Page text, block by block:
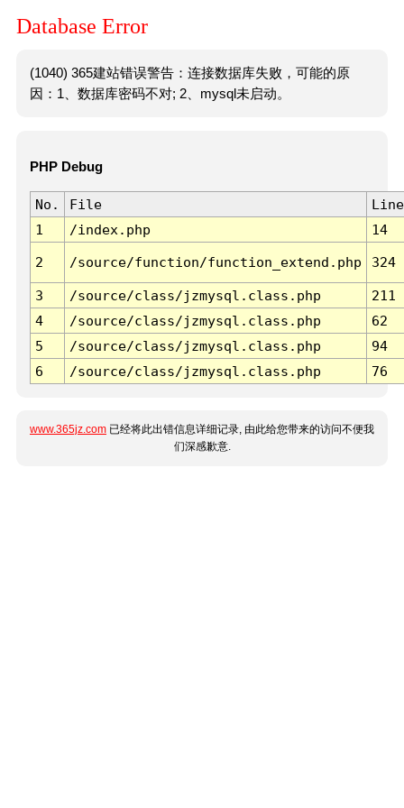
Database Error
(1040) 365建站错误警告：连接数据库失败，可能的原
因：1、数据库密码不对; 2、mysql未启动。
PHP Debug
No. File
Line
1
/index.php 14
2 /source/function/function_extend.php 324
3 /source/class/jzmysql.class.php
211
4
/source/class/jzmysql.class.php
62
5
/source/class/jzmysql.class.php
94
6
/source/class/jzmysql.class.php 76
www.365jz.com 已经将此出错信息详细记录, 由此给您带来的访问不便我
们深感歉意.